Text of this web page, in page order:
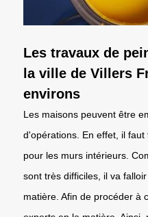
Les travaux de
la ville de Villers
environs
Les maisons peuvent être
d'opérations. En effet, il
pour les murs intérieurs.
sont très difficiles, il va
matière. Afin de procéder à